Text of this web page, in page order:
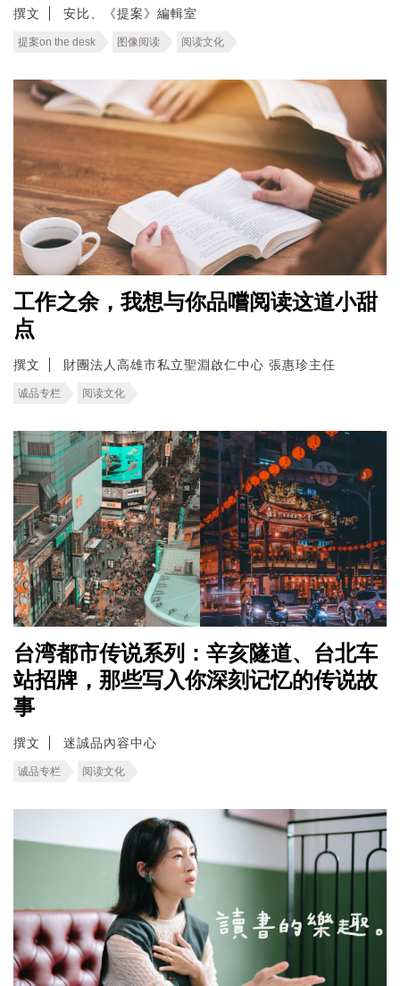
撰文 安比、《提案》編輯室
提案on the desk 图像阅读 阅读文化
工作之余，我想与你品嚐阅读这道小甜
点
撰文 財團法人高雄市私立聖淵啟仁中心 張惠珍主任
诚品专栏 阅读文化
台湾都市传说系列：辛亥隧道、台北车
站招牌，那些写入你深刻记忆的传说故
事
撰文 迷誠品內容中心
诚品专栏 阅读文化